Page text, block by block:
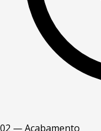
02 — Acabamento